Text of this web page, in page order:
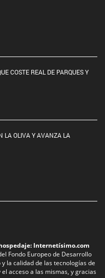
COSTE REAL DE PARQUES Y
LA OLIVA Y AVANZA LA
Internetísimo.com
Fondo Europeo de Desarrollo
la calidad de las tecnologías de
acceso a las mismas, y gracias